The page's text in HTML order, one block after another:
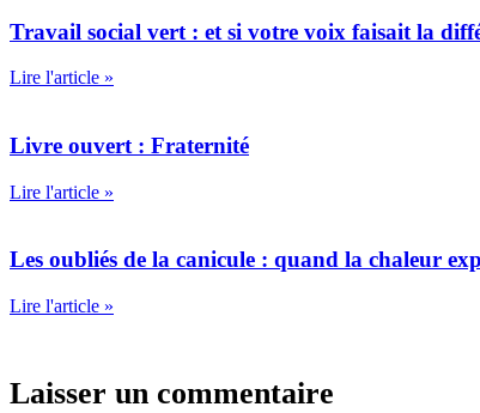
Travail social vert : et si votre voix faisait la
Lire l'article »
Livre ouvert : Fraternité
Lire l'article »
Les oubliés de la canicule : quand la chaleur
Lire l'article »
Laisser un commentaire